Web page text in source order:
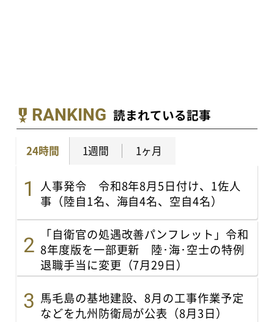
RANKING 読まれている記事
24時間 1週間 1ヶ月
人事発令 令和8年8月5日付け、1佐人
事（陸自1名、海自4名、空自4名）
「自衛官の処遇改善パンフレット」令和
8年度版を一部更新 陸･海･空士の特例
退職手当に変更（7月29日）
馬毛島の基地建設、8月の工事作業予定
などを九州防衛局が公表（8月3日）